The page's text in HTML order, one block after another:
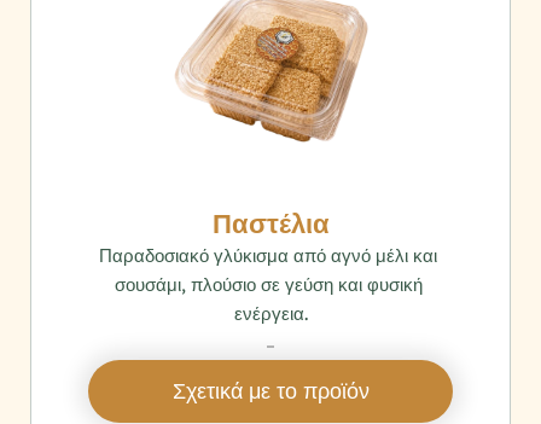
Παστέλια
Παραδοσιακό γλύκισμα από αγνό μέλι και
σουσάμι, πλούσιο σε γεύση και φυσική
ενέργεια.
‎
Σχετικά με το προϊόν